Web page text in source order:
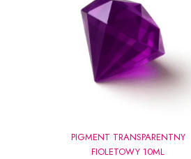
PIGMENT TRANSPARENTNY
FIOLETOWY 10ML